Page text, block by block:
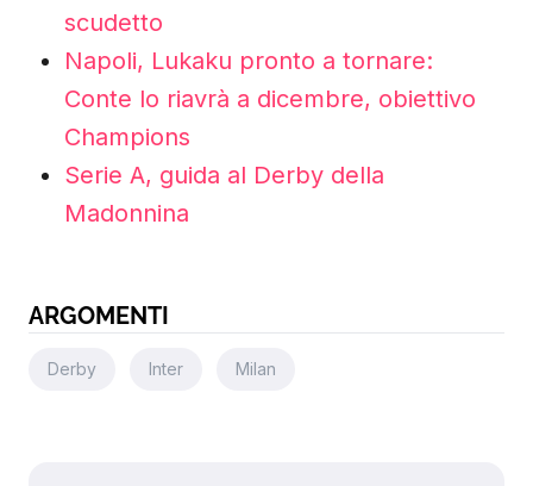
scudetto
Napoli, Lukaku pronto a tornare:
Conte lo riavrà a dicembre, obiettivo
Champions
Serie A, guida al Derby della
Madonnina
ARGOMENTI
Derby Inter Milan